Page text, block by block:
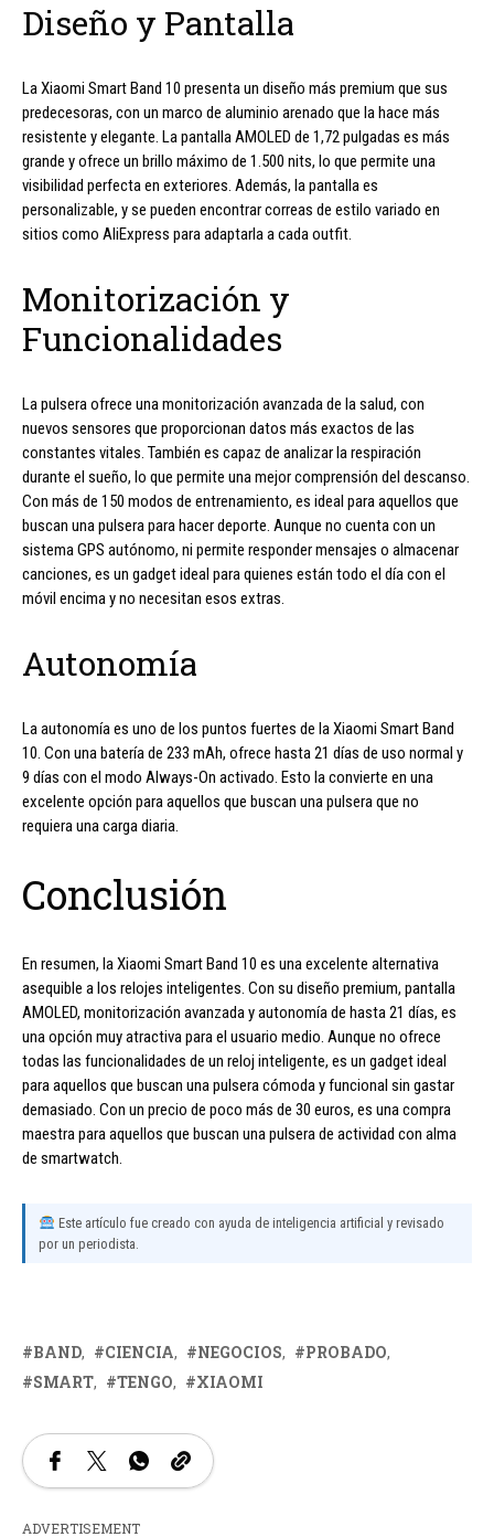
Diseño y Pantalla
La Xiaomi Smart Band 10 presenta un diseño más premium que sus
predecesoras, con un marco de aluminio arenado que la hace más
resistente y elegante. La pantalla AMOLED de 1,72 pulgadas es más
grande y ofrece un brillo máximo de 1.500 nits, lo que permite una
visibilidad perfecta en exteriores. Además, la pantalla es
personalizable, y se pueden encontrar correas de estilo variado en
sitios como AliExpress para adaptarla a cada outfit.
Monitorización y
Funcionalidades
La pulsera ofrece una monitorización avanzada de la salud, con
nuevos sensores que proporcionan datos más exactos de las
constantes vitales. También es capaz de analizar la respiración
durante el sueño, lo que permite una mejor comprensión del descanso.
Con más de 150 modos de entrenamiento, es ideal para aquellos que
buscan una pulsera para hacer deporte. Aunque no cuenta con un
sistema GPS autónomo, ni permite responder mensajes o almacenar
canciones, es un gadget ideal para quienes están todo el día con el
móvil encima y no necesitan esos extras.
Autonomía
La autonomía es uno de los puntos fuertes de la Xiaomi Smart Band
10. Con una batería de 233 mAh, ofrece hasta 21 días de uso normal y
9 días con el modo Always-On activado. Esto la convierte en una
excelente opción para aquellos que buscan una pulsera que no
requiera una carga diaria.
Conclusión
En resumen, la Xiaomi Smart Band 10 es una excelente alternativa
asequible a los relojes inteligentes. Con su diseño premium, pantalla
AMOLED, monitorización avanzada y autonomía de hasta 21 días, es
una opción muy atractiva para el usuario medio. Aunque no ofrece
todas las funcionalidades de un reloj inteligente, es un gadget ideal
para aquellos que buscan una pulsera cómoda y funcional sin gastar
demasiado. Con un precio de poco más de 30 euros, es una compra
maestra para aquellos que buscan una pulsera de actividad con alma
de smartwatch.
Este artículo fue creado con ayuda de inteligencia artificial y revisado
por un periodista.
BAND CIENCIA NEGOCIOS
PROBADO
SMART
TENGO XIAOMI
ADVERTISEMENT